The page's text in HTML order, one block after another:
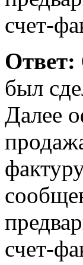
счет-
Ответ:
был
Далее
счет-